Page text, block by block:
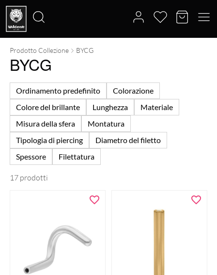
Cerca:
Prodotto Collezione BYCG
BYCG
Ordinamento predefinito
Colorazione
Colore del brillante
Lunghezza
Materiale
Misura della sfera
Montatura
Tipologia di piercing
Diametro del filetto
Spessore
Filettatura
17 prodotti